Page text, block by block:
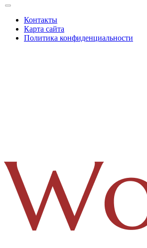
Контакты
Карта сайта
Политика конфиденциальности